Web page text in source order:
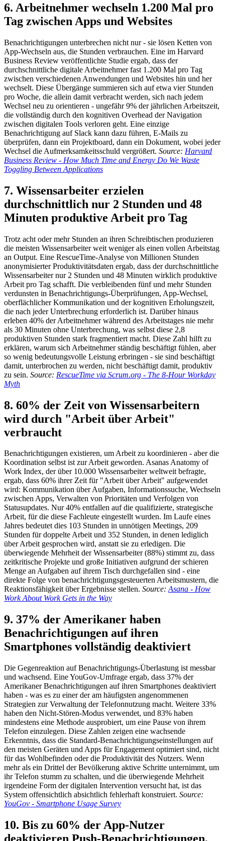
6. Arbeitnehmer wechseln 1.200 Mal pro
Tag zwischen Apps und Websites
Benachrichtigungen unterbrechen nicht nur - sie lösen Ketten von
App-Wechseln aus, die Stunden verbrauchen. Eine im Harvard
Business Review veröffentlichte Studie ergab, dass der
durchschnittliche digitale Arbeitnehmer fast 1.200 Mal pro Tag
zwischen verschiedenen Anwendungen und Websites hin und her
wechselt. Diese Übergänge summieren sich auf etwa vier Stunden
pro Woche, die allein damit verbracht werden, sich nach jedem
Wechsel neu zu orientieren - ungefähr 9% der jährlichen Arbeitszeit,
die vollständig durch den kognitiven Overhead der Navigation
zwischen digitalen Tools verloren geht. Eine einzige
Benachrichtigung auf Slack kann dazu führen, E-Mails zu
überprüfen, dann ein Projektboard, dann ein Dokument, wobei jeder
Wechsel die Aufmerksamkeitsschuld vergrößert. Source: Harvard
Business Review - How Much Time and Energy Do We Waste
Toggling Between Applications
7. Wissensarbeiter erzielen
durchschnittlich nur 2 Stunden und 48
Minuten produktive Arbeit pro Tag
Trotz acht oder mehr Stunden an ihren Schreibtischen produzieren
die meisten Wissensarbeiter weit weniger als einen vollen Arbeitstag
an Output. Eine RescueTime-Analyse von Millionen Stunden
anonymisierter Produktivitätsdaten ergab, dass der durchschnittliche
Wissensarbeiter nur 2 Stunden und 48 Minuten wirklich produktive
Arbeit pro Tag schafft. Die verbleibenden fünf und mehr Stunden
verdunsten in Benachrichtigungs-Überprüfungen, App-Wechsel,
oberflächlicher Kommunikation und der kognitiven Erholungszeit,
die nach jeder Unterbrechung erforderlich ist. Darüber hinaus
erleben 40% der Arbeitnehmer während des Arbeitstages nie mehr
als 30 Minuten ohne Unterbrechung, was selbst diese 2,8
produktiven Stunden stark fragmentiert macht. Diese Zahl hilft zu
erklären, warum sich Arbeitnehmer ständig beschäftigt fühlen, aber
so wenig bedeutungsvolle Leistung erbringen - sie sind beschäftigt
damit, unterbrochen zu werden, nicht beschäftigt damit, produktiv
zu sein. Source: RescueTime via Scrum.org - The 8-Hour Workday
Myth
8. 60% der Zeit von Wissensarbeitern
wird durch "Arbeit über Arbeit"
verbraucht
Benachrichtigungen existieren, um Arbeit zu koordinieren - aber die
Koordination selbst ist zur Arbeit geworden. Asanas Anatomy of
Work Index, der über 10.000 Wissensarbeiter weltweit befragte,
ergab, dass 60% ihrer Zeit für "Arbeit über Arbeit" aufgewendet
wird: Kommunikation über Aufgaben, Informationssuche, Wechseln
zwischen Apps, Verwalten von Prioritäten und Verfolgen von
Statusupdates. Nur 40% entfallen auf die qualifizierte, strategische
Arbeit, für die diese Fachleute eingestellt wurden. Im Laufe eines
Jahres bedeutet dies 103 Stunden in unnötigen Meetings, 209
Stunden für doppelte Arbeit und 352 Stunden, in denen lediglich
über Arbeit gesprochen wird, anstatt sie zu erledigen. Die
überwiegende Mehrheit der Wissensarbeiter (88%) stimmt zu, dass
zeitkritische Projekte und große Initiativen aufgrund der schieren
Menge an Aufgaben auf ihrem Tisch durchgefallen sind - eine
direkte Folge von benachrichtigungsgesteuerten Arbeitsmustern, die
Reaktionsfähigkeit über Ergebnisse stellen. Source:Asana - How
Work About Work Gets in the Way
9. 37% der Amerikaner haben
Benachrichtigungen auf ihren
Smartphones vollständig deaktiviert
Die Gegenreaktion auf Benachrichtigungs-Überlastung ist messbar
und wachsend. Eine YouGov-Umfrage ergab, dass 37% der
Amerikaner Benachrichtigungen auf ihren Smartphones deaktiviert
haben - was es zu einer der am häufigsten angenommenen
Strategien zur Verwaltung der Telefonnutzung macht. Weitere 33%
haben den Nicht-Stören-Modus verwendet, und 83% haben
mindestens eine Methode ausprobiert, um eine Pause von ihrem
Telefon einzulegen. Diese Zahlen zeigen eine wachsende
Erkenntnis, dass die Standard-Benachrichtigungseinstellungen auf
den meisten Geräten und Apps für Engagement optimiert sind, nicht
für das Wohlbefinden oder die Produktivität des Nutzers. Wenn
mehr als ein Drittel der Bevölkerung aktive Schritte unternimmt, um
ihr Telefon stumm zu schalten, und die überwiegende Mehrheit
irgendeine Form der digitalen Intervention versucht hat, ist das
System offensichtlich absichtlich fehlerhaft konstruiert. Source:
YouGov - Smartphone Usage Survey
10. Bis zu 60% der App-Nutzer